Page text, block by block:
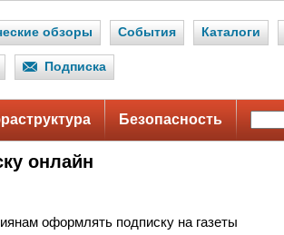
обзоры События Каталоги
Подписка
Безопасность
онлайн
оформлять подписку на газеты